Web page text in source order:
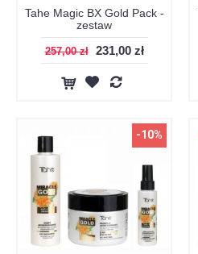
Tahe Magic BX Gold Pack -
zestaw
257,00 zł 231,00 zł
-10%